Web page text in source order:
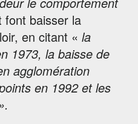
font baisser la
en citant « la
1973, la baisse de
agglomération
en 1992 et les